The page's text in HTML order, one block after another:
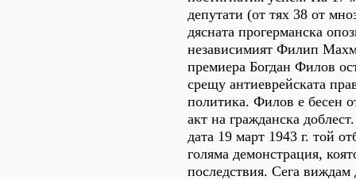
депутати (от тях 38 от
дясната прогерманска
независимият Филип
премиера Богдан Филов
срещу антиеврейската
политика. Филов е бесен
акт на гражданска
дата 19 март 1943 г. той
голяма демонстрация,
последствия. Сега виждам